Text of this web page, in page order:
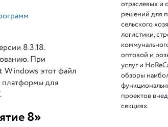
8.3.18.
При
Windows этот файл
платформы для
8»
отраслевых и
решений для
сельского
логистики,
оптовой и
услуг и
обзоры
проектов
секциях.